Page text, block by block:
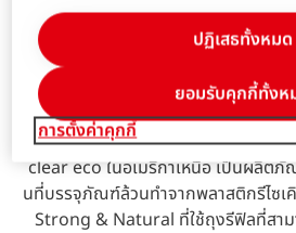
ของสีผม การวัดหลังการใช้อุปกรณ์ตร
สามารถใช้เพื่อตรวจสอบความทนทานต่
แสง การสระผม และการเปลี่ยนสีผมชั่ว
มุ่งเน้นไปที่เครื่องสำอางสำหรับเส้นผม
ทำให้ผมเสีย นอกจากนี้ ยังมีการตรวจ
ผลิตภัณฑ์ดูแลและจัดแต่งทรงผมที่มีต่อ
ใกล้ชิดกับนักวิทยาศาสตร์ในด้านการ
ลึกด้านวิจัยของเราเกี่ยวกับสิ่งทอช่วยไ
“เทคโนโลยีต่ออายุเส้นใย” ที่ให้ข้อมูล
ก่อนทำการทดสอบในร้านทำผมทดลอง
ทีมจากแผนกการตลาดและวิจัยและพัฒ
ชิดกับทั้งสองแผนกเป็นสิ่งสำคัญยิ่ง
คำสั่งสำหรับการทดสอบในร้านทำผมท
ทดสอบคุณสมบัติของผลิตภัณฑ์ใหม่ เช่น
งาม ปริมาณหรือความคงทน การทดสอ
ที่เรียกว่า “การทดสอบการใช้งานแบบค
Phenion
แบรนด์ Phenion ของเรา หมายถึ
ทางเลือกและนำเสนอความเชี่ยวชา
ด้านวิศวกรรมเนื้อเยื่อ บนเวปไซด์เ
ในขณะเดียวกัน คุณสามารถค้นหาข้
วิทยาศาสตร์ของ Phenion ผลิตภัณ
ออกแบบคือคนที่สำคัญที่สุด การนำวัสดุ
ที่ง่ายต่อการรีไซเคิลหลังใช้มากขึ้น ผู้
ออกแบบบรรจุภัณฑ์ที่สามารถปกป้อง
สิ่งดีๆให้กับโลกของเรา
ตัวอย่างล่าสุดจากพอร์ตโฟลิโอของเร
clear eco ในอเมริกาเหนือ เป็นผลิตภั
นที่บรรจุภัณฑ์ล้วนทำจากพลาสติกรีไซ
Strong & Natural ที่ใช้ถุงรีฟิลที่สาม
การตั้งค่าคุกกี้
ปฏิเสธทั้งหมด
ยอมรับคุกกี้ทั้งห